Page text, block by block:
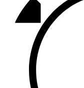
Базарлы
107,1 FM
Балык
104,9 FM